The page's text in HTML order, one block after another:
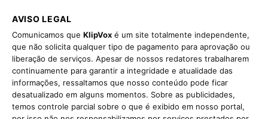
AVISO LEGAL
Comunicamos que KlipVox é um site totalmente independente,
que não solicita qualquer tipo de pagamento para aprovação ou
liberação de serviços. Apesar de nossos redatores trabalharem
continuamente para garantir a integridade e atualidade das
informações, ressaltamos que nosso conteúdo pode ficar
desatualizado em alguns momentos. Sobre as publicidades,
temos controle parcial sobre o que é exibido em nosso portal,